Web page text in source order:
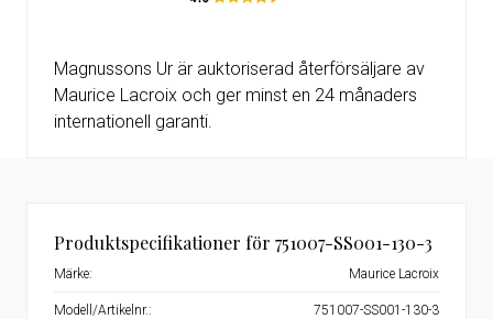
Magnussons Ur är auktoriserad återförsäljare av
Maurice Lacroix och ger minst en 24 månaders
internationell garanti.
Produktspecifikationer för 751007-SS001-130-3
Märke: Maurice Lacroix
Modell/Artikelnr.: 751007-SS001-130-3